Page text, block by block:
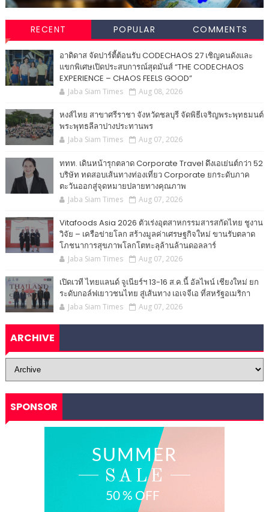
RECENT POPULAR COMMENTS
อาดิดาส จัดปาร์ตี้ต้อนรับ CODECHAOS 27 เชิญคนดังและ
แขกพิเศษเปิดประสบการณ์สุดมันส์ “THE CODECHAOS
EXPERIENCE – CHAOS FEELS GOOD”
Jaba Siam Times Aug 08, 2026
หงส์ไทย สาขาศรีราชา จังหวัดชลบุรี จัดพิธีเจริญพระพุทธมนต์
พระพุทธลีลาปางประทานพร
Jaba Siam Times Aug 07, 2026
ททท. เดินหน้ารุกตลาด Corporate Travel ดึงเอเย่นต์กว่า 52
บริษัท ทดสอบเส้นทางท่องเที่ยว Corporate ยกระดับภาค
ตะวันออกสู่จุดหมายปลายทางคุณภาพ
Jaba Siam Times Aug 07, 2026
Vitafoods Asia 2026 ตัวเร่งอุตสาหกรรมสารสกัดไทย ชูงาน
วิจัย – เครือข่ายโลก สร้างมูลค่าเศรษฐกิจใหม่ ขานรับตลาด
โภชนาการสุขภาพโลกโตทะลุล้านล้านดอลลาร์
Jaba Siam Times Aug 07, 2026
เปิดเวที ไทยแลนด์ จูเนียร์ฯ 13-16 ส.ค.นี้ อัลไพน์ เชียงใหม่ ยก
ระดับกอล์ฟเยาวชนไทย สู่เส้นทาง เอเจจีเอ ที่สหรัฐอเมริกา
Jaba Siam Times Aug 07, 2026
ARCHIVE
SPONSOR